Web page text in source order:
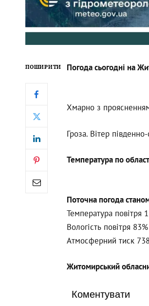
ПОШИРИТИ Погода сьогодні на
Хмарно з
Гроза. Вітер
Температура по
Поточна погода
Температура повітря
Вологість повітря 83%
Атмосферний тиск
Житомирський
Коментувати